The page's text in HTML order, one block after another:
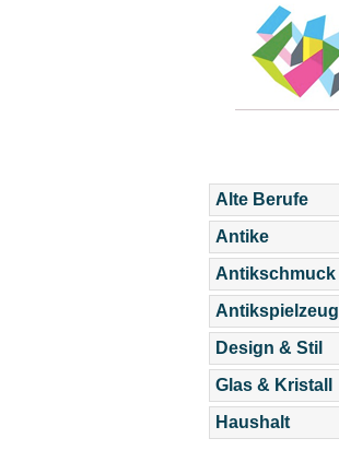
Alte Berufe
Antike
Antikschmuck
Antikspielzeug
Design & Stil
Glas & Kristall
Haushalt